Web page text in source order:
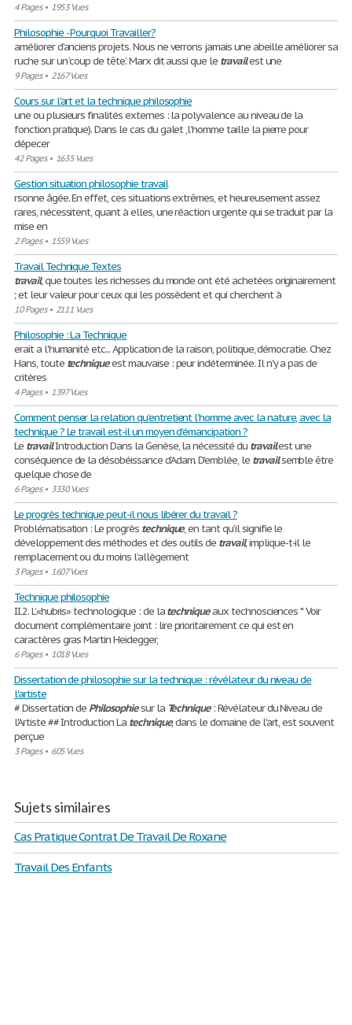
4 Pages• 1953 Vues
Philosophie - Pourquoi Travailler?
améliorer d’anciens projets. Nous ne verrons jamais une abeille améliorer sa
ruche sur un ‘coup de tête’. Marx dit aussi que le travailest une
9 Pages• 2167 Vues
Cours sur l'art et la technique philosophie
une ou plusieurs finalités externes : la polyvalence au niveau de la
fonction pratique). Dans le cas du galet ,l’homme taille la pierre pour
dépecer
42 Pages• 1635 Vues
Gestion situation philosophie travail
rsonne âgée. En effet, ces situations extrêmes, et heureusement assez
rares, nécessitent, quant à elles, une réaction urgente qui se traduit par la
mise en
2 Pages• 1559 Vues
Travail Technique Textes
travail, que toutes les richesses du monde ont été achetées originairement
; et leur valeur pour ceux qui les possèdent et qui cherchent à
10 Pages• 2111 Vues
Philosophie : La Technique
erait a l'humanité etc... Application de la raison, politique, démocratie. Chez
Hans, toute techniqueest mauvaise : peur indéterminée. Il n'y a pas de
critères
4 Pages• 1397 Vues
Comment penser la relation qu’entretient l’homme avec la nature, avec la
technique ? Le travail est-il un moyen d’émancipation ?
Le travailIntroduction Dans la Genèse, la nécessité dutravailest une
conséquence de la désobéissance d’Adam. D’emblée, le travailsemble être
quelque chose de
6 Pages• 3330 Vues
Le progrès technique peut-il nous libérer du travail ?
Problématisation : Le progrès technique, en tant qu’il signifie le
développement des méthodes et des outils de travail, implique-t-il le
remplacement ou du moins l’allègement
3 Pages• 1607 Vues
Technique philosophie
II.2. L’«hubris» technologique : de latechniqueaux technosciences * Voir
document complémentaire joint : lire prioritairement ce qui est en
caractères gras Martin Heidegger,
6 Pages• 1018 Vues
Dissertation de philosophie sur la technique : révélateur du niveau de
l'artiste
# Dissertation de Philosophiesur la Technique: Révélateur du Niveau de
l'Artiste ## Introduction La technique, dans le domaine de l'art, est souvent
perçue
3 Pages• 605 Vues
Sujets similaires
Cas Pratique Contrat De Travail De Roxane
Travail Des Enfants